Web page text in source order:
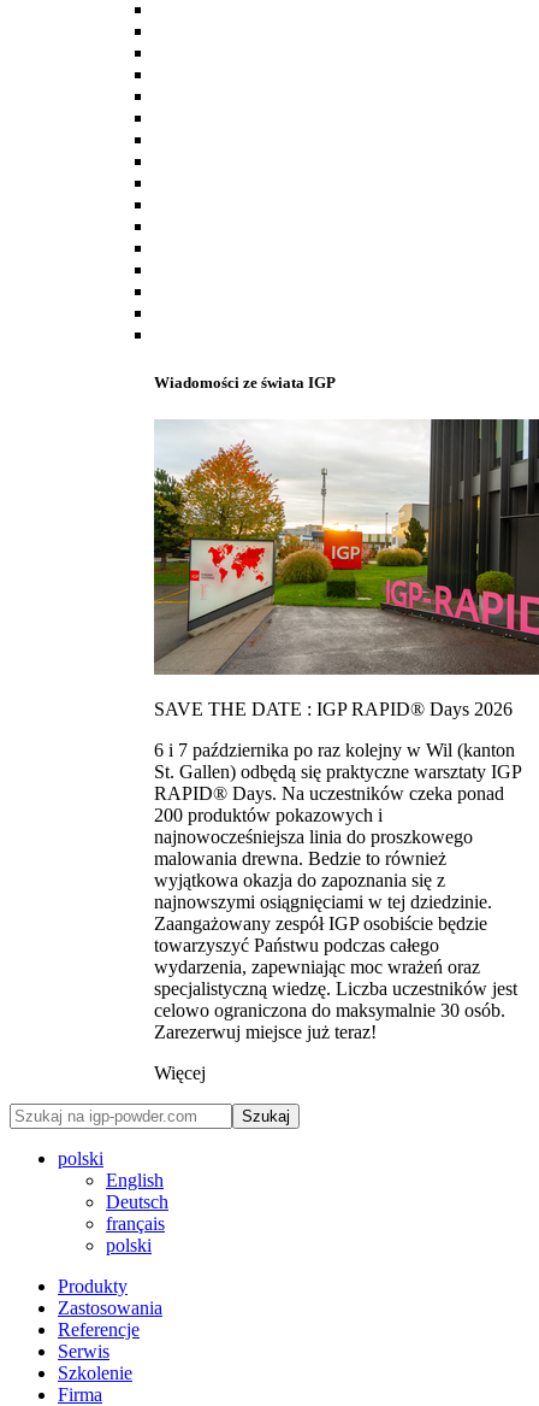
Wiadomości ze świata IGP
SAVE THE DATE : IGP RAPID® Days 2026
6 i 7 października po raz kolejny w Wil (kanton
St. Gallen) odbędą się praktyczne warsztaty IGP
RAPID® Days. Na uczestników czeka ponad
200 produktów pokazowych i
najnowocześniejsza linia do proszkowego
malowania drewna. Bedzie to również
wyjątkowa okazja do zapoznania się z
najnowszymi osiągnięciami w tej dziedzinie.
Zaangażowany zespół IGP osobiście będzie
towarzyszyć Państwu podczas całego
wydarzenia, zapewniając moc wrażeń oraz
specjalistyczną wiedzę. Liczba uczestników jest
celowo ograniczona do maksymalnie 30 osób.
Zarezerwuj miejsce już teraz!
Więcej
Szukaj
polski
English
Deutsch
français
polski
Produkty
Zastosowania
Referencje
Serwis
Szkolenie
Firma